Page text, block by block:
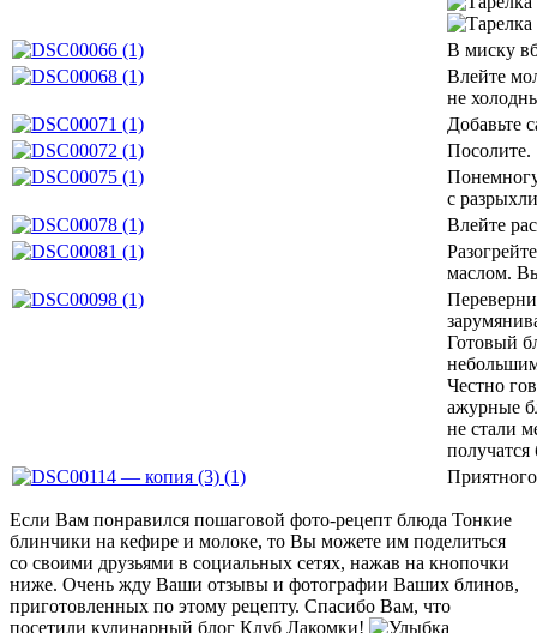
В миску
Влейте
не
Добавьте
Посолите.
с
Влейте
маслом.
Готовый
Честно
ажурные
не стали
Если Вам понравился пошаговой фото-рецепт блюда Тонкие
блинчики на кефире и молоке, то Вы можете им поделиться
со своими друзьями в социальных сетях, нажав на кнопочки
ниже. Очень жду Ваши отзывы и фотографии Ваших блинов,
приготовленных по этому рецепту. Спасибо Вам, что
посетили кулинарный блог Клуб Лакомки!